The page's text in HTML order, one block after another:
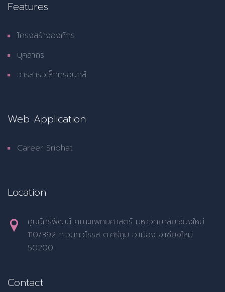
Features
โครงสร้างองค์กร
บุคลากร
วารสารอิเล็กทรอนิกส์
Web Application
Career Sriphat
Location
ศูนย์ศรีพัฒน์ คณะแพทยศาสตร์ มหาวิทยาลัยเชียงใหม่
110/392 ถ.อินทวโรรส ต.ศรีภูมิ อ.เมือง จ.เชียงใหม่
50200
Contact